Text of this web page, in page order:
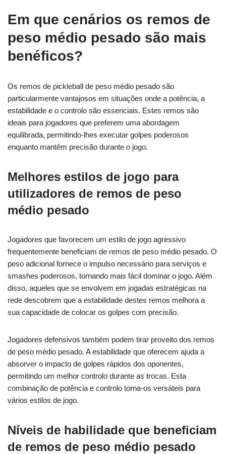
Em que cenários os remos de
peso médio pesado são mais
benéficos?
Os remos de pickleball de peso médio pesado são
particularmente vantajosos em situações onde a potência, a
estabilidade e o controlo são essenciais. Estes remos são
ideais para jogadores que preferem uma abordagem
equilibrada, permitindo-lhes executar golpes poderosos
enquanto mantêm precisão durante o jogo.
Melhores estilos de jogo para
utilizadores de remos de peso
médio pesado
Jogadores que favorecem um estilo de jogo agressivo
frequentemente beneficiam de remos de peso médio pesado. O
peso adicional fornece o impulso necessário para serviços e
smashes poderosos, tornando mais fácil dominar o jogo. Além
disso, aqueles que se envolvem em jogadas estratégicas na
rede descobrem que a estabilidade destes remos melhora a
sua capacidade de colocar os golpes com precisão.
Jogadores defensivos também podem tirar proveito dos remos
de peso médio pesado. A estabilidade que oferecem ajuda a
absorver o impacto de golpes rápidos dos oponentes,
permitindo um melhor controlo durante as trocas. Esta
combinação de potência e controlo torna-os versáteis para
vários estilos de jogo.
Níveis de habilidade que beneficiam
de remos de peso médio pesado